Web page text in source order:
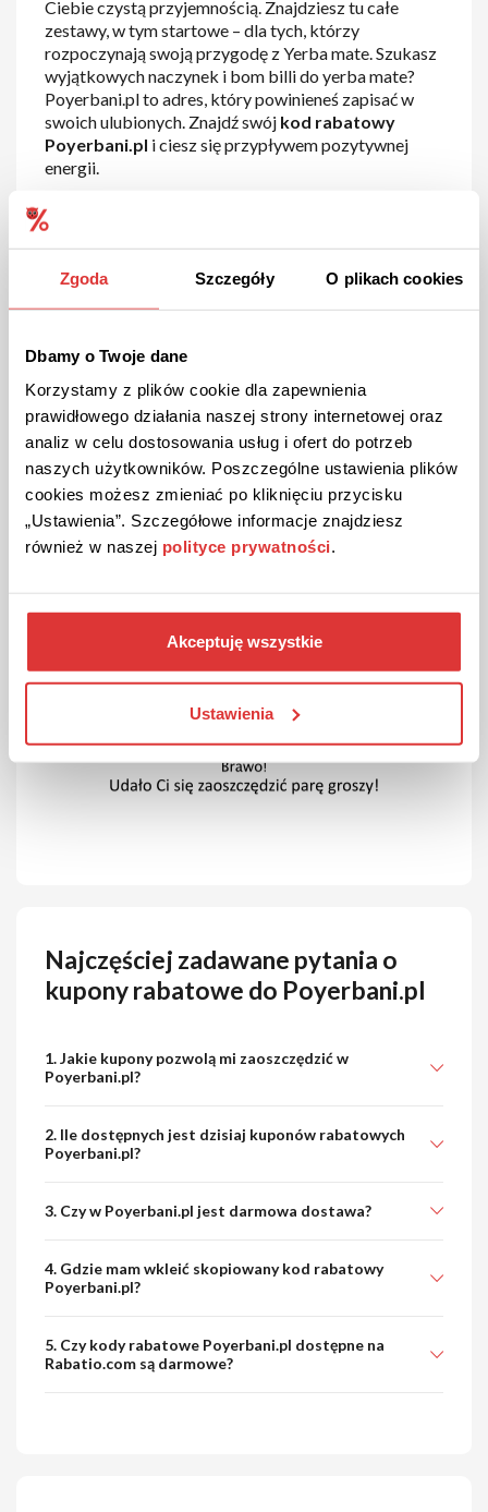
Zgoda Szczegóły O plikach cookies
Dbamy o Twoje dane
Korzystamy z plików cookie dla zapewnienia
prawidłowego działania naszej strony internetowej oraz
analiz w celu dostosowania usług i ofert do potrzeb
naszych użytkowników. Poszczególne ustawienia plików
cookies możesz zmieniać po kliknięciu przycisku
„Ustawienia”. Szczegółowe informacje znajdziesz
również w naszej polityce prywatności.
Akceptuję wszystkie
Ustawienia
Ciebie czystą przyjemnością. Znajdziesz tu całe
zestawy, w tym startowe – dla tych, którzy
rozpoczynają swoją przygodę z Yerba mate. Szukasz
wyjątkowych naczynek i bom billi do yerba mate?
Poyerbani.pl to adres, który powinieneś zapisać w
swoich ulubionych. Znajdź swój kod rabatowy
Poyerbani.pl i ciesz się przypływem pozytywnej
energii.
W jaki sposób aktywować kod
rabatowy Poyerbani?
Najczęściej zadawane pytania o
kupony rabatowe do Poyerbani.pl
1. Jakie kupony pozwolą mi zaoszczędzić w
Poyerbani.pl?
2. Ile dostępnych jest dzisiaj kuponów rabatowych
Poyerbani.pl?
3. Czy w Poyerbani.pl jest darmowa dostawa?
4. Gdzie mam wkleić skopiowany kod rabatowy
Poyerbani.pl?
5. Czy kody rabatowe Poyerbani.pl dostępne na
Rabatio.com są darmowe?